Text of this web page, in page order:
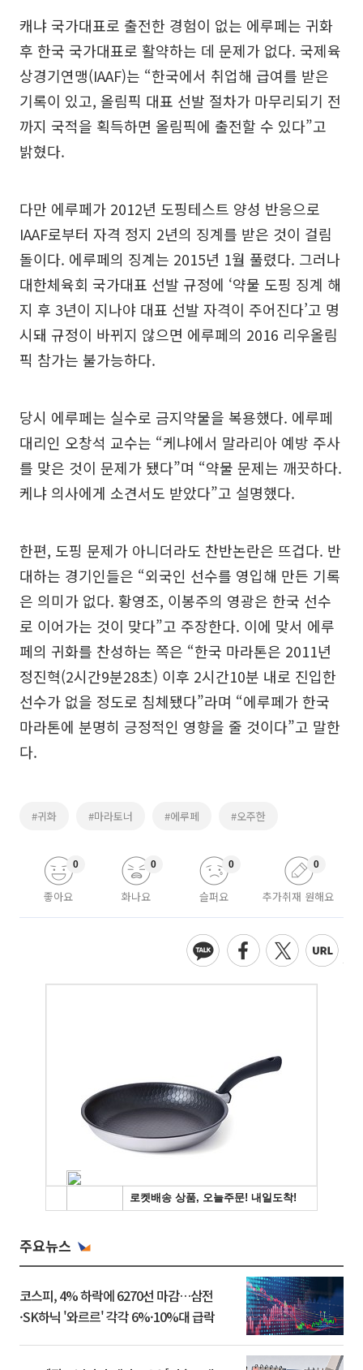
캐냐 국가대표로 출전한 경험이 없는 에루페는 귀화
후 한국 국가대표로 활약하는 데 문제가 없다. 국제육
상경기연맹(IAAF)는 “한국에서 취업해 급여를 받은
기록이 있고, 올림픽 대표 선발 절차가 마무리되기 전
까지 국적을 획득하면 올림픽에 출전할 수 있다”고
밝혔다.
다만 에루페가 2012년 도핑테스트 양성 반응으로
IAAF로부터 자격 정지 2년의 징계를 받은 것이 걸림
돌이다. 에루페의 징계는 2015년 1월 풀렸다. 그러나
대한체육회 국가대표 선발 규정에 ‘약물 도핑 징계 해
지 후 3년이 지나야 대표 선발 자격이 주어진다’고 명
시돼 규정이 바뀌지 않으면 에루페의 2016 리우올림
픽 참가는 불가능하다.
당시 에루페는 실수로 금지약물을 복용했다. 에루페
대리인 오창석 교수는 “케냐에서 말라리아 예방 주사
를 맞은 것이 문제가 됐다”며 “약물 문제는 깨끗하다.
케냐 의사에게 소견서도 받았다”고 설명했다.
한편, 도핑 문제가 아니더라도 찬반논란은 뜨겁다. 반
대하는 경기인들은 “외국인 선수를 영입해 만든 기록
은 의미가 없다. 황영조, 이봉주의 영광은 한국 선수
로 이어가는 것이 맞다”고 주장한다. 이에 맞서 에루
페의 귀화를 찬성하는 쪽은 “한국 마라톤은 2011년
정진혁(2시간9분28초) 이후 2시간10분 내로 진입한
선수가 없을 정도로 침체됐다”라며 “에루페가 한국
마라톤에 분명히 긍정적인 영향을 줄 것이다”고 말한
다.
#귀화 #마라토너 #에루페 #오주한
좋아요
0
화나요
0
슬퍼요
0
추가취재 원해요
0
주요뉴스
코스피, 4% 하락에 6270선 마감…삼전
·SK하닉 '와르르' 각각 6%·10%대 급락